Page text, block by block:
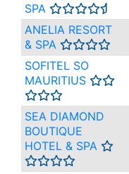
SPA
ANELIA RESORT
& SPA
SOFITEL SO
MAURITIUS
SEA DIAMOND
BOUTIQUE
HOTEL & SPA